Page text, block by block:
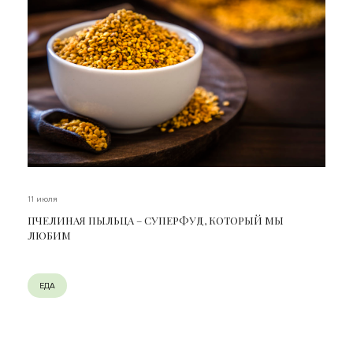
11 июля
ПЧЕЛИНАЯ ПЫЛЬЦА – СУПЕРФУД, КОТОРЫЙ МЫ
ЛЮБИМ
ЕДА